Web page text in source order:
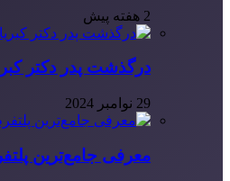
2 هفته پیش
درگذشت پدر دکتر
29 نوامبر 2024
معرفی جامع‌ترین